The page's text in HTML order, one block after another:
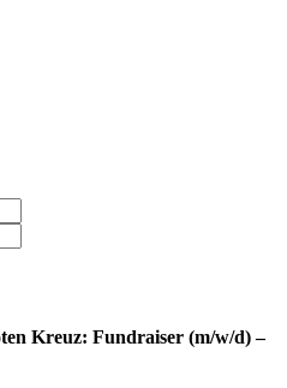
Kreuz: Fundraiser (m/w/d) –